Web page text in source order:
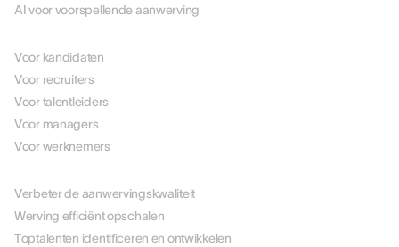
AI voor voorspellende aanwerving
Voor kandidaten
Voor recruiters
Voor talentleiders
Voor managers
Voor werknemers
Verbeter de aanwervingskwaliteit
Werving efficiënt opschalen
Toptalenten identificeren en ontwikkelen